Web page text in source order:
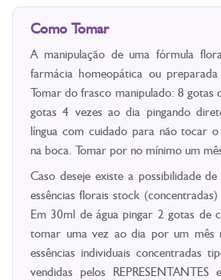
Como Tomar
A manipulação de uma fórmula
farmácia homeopática ou
Tomar do frasco manipulado: 8 gotas
gotas 4 vezes ao dia pingando
língua com cuidado para não tocar
na boca. Tomar por no mínimo um
Caso deseje existe a possibilidade
essências florais stock
Em 30ml de água pingar 2 gotas de
tomar uma vez ao dia por um mês
essências individuais concentradas
vendidas pelos